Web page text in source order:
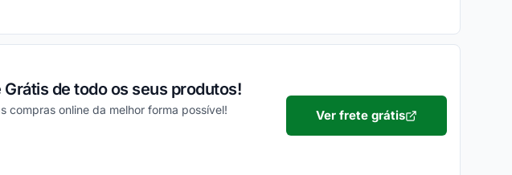
de todo os seus produtos!
compras online da melhor forma possível! Ver frete grátis